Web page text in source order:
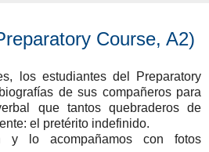
Course, A2)
los estudiantes del Preparatory
de sus compañeros para
que tantos quebraderos de
el pretérito indefinido.
y lo acompañamos con fotos